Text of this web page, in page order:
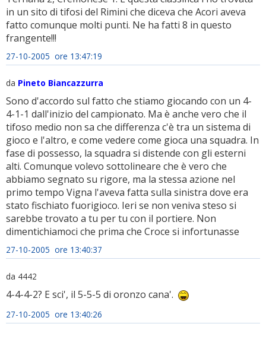
in un sito di tifosi del Rimini che diceva che Acori aveva
fatto comunque molti punti. Ne ha fatti 8 in questo
frangente!!!
27-10-2005 ore 13:47:19
da Pineto Biancazzurra
Sono d'accordo sul fatto che stiamo giocando con un 4-
4-1-1 dall'inizio del campionato. Ma è anche vero che il
tifoso medio non sa che differenza c'è tra un sistema di
gioco e l'altro, e come vedere come gioca una squadra. In
fase di possesso, la squadra si distende con gli esterni
alti. Comunque volevo sottolineare che è vero che
abbiamo segnato su rigore, ma la stessa azione nel
primo tempo Vigna l'aveva fatta sulla sinistra dove era
stato fischiato fuorigioco. Ieri se non veniva steso si
sarebbe trovato a tu per tu con il portiere. Non
dimentichiamoci che prima che Croce si infortunasse
27-10-2005 ore 13:40:37
da 4442
4-4-4-2? E sci', il 5-5-5 di oronzo cana'.
27-10-2005 ore 13:40:26